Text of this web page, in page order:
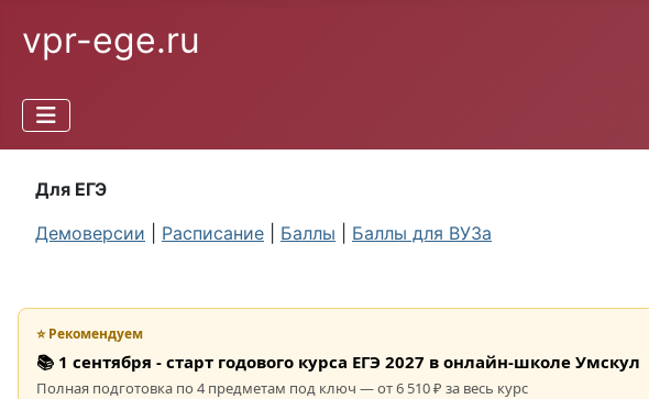
vpr-ege.ru
Для ЕГЭ
Демоверсии
Расписание Баллы Баллы для ВУЗа
⭐ Рекомендуем
📚 1 сентября - старт годового курса ЕГЭ 2027 в онлайн-школе Умскул
Полная подготовка по 4 предметам под ключ — от 6 510 ₽ за весь курс